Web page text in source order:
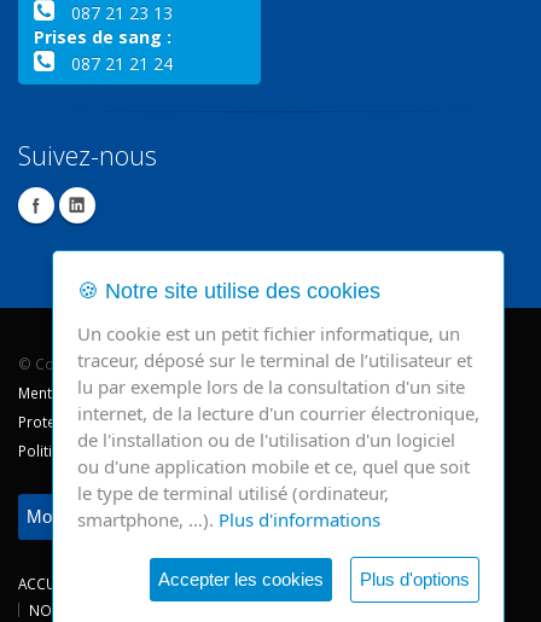
087 21 23 13
Prises de sang :
087 21 21 24
Suivez-nous
© Copyright 2026 - CHR Verviers.
Mentions légales
Protection des données
Politique de cookie
Modifier mes préférences
ACCUEIL CONSULTATIONS HOSPITALISATIONS
NEWS
NOS SITES
🍪 Notre site utilise des cookies
Un cookie est un petit fichier informatique, un
traceur, déposé sur le terminal de l’utilisateur et
lu par exemple lors de la consultation d'un site
internet, de la lecture d'un courrier électronique,
de l'installation ou de l'utilisation d'un logiciel
ou d'une application mobile et ce, quel que soit
le type de terminal utilisé (ordinateur,
smartphone, …). Plus d'informations
Accepter les cookies Plus d'options